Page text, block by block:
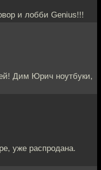
и лобби Genius!!!
Дим Юрич ноутбуки,
уже распродана.